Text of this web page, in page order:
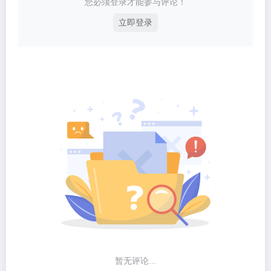
您必须登录才能参与评论！
立即登录
暂无评论...